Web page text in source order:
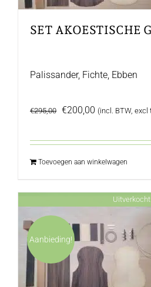
SET AKOESTISCHE
Palissander, Fichte, Ebben
€295,00 Oorspronkelijke
€200,00 Huidige
(incl. BTW,
Toevoegen aan winkelwagen
Uitverkocht
Aanbieding!